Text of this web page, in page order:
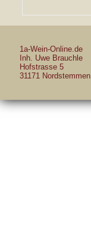
1a-Wein-Online.de
Inh. Uwe Brauchle
Hofstrasse 5
31171 Nordstemmen